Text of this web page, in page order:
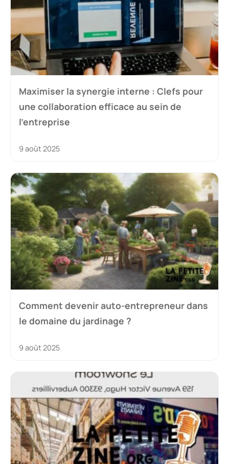
Maximiser la synergie interne : Clefs pour
une collaboration efficace au sein de
l’entreprise
9 août 2025
Comment devenir auto-entrepreneur dans
le domaine du jardinage ?
9 août 2025